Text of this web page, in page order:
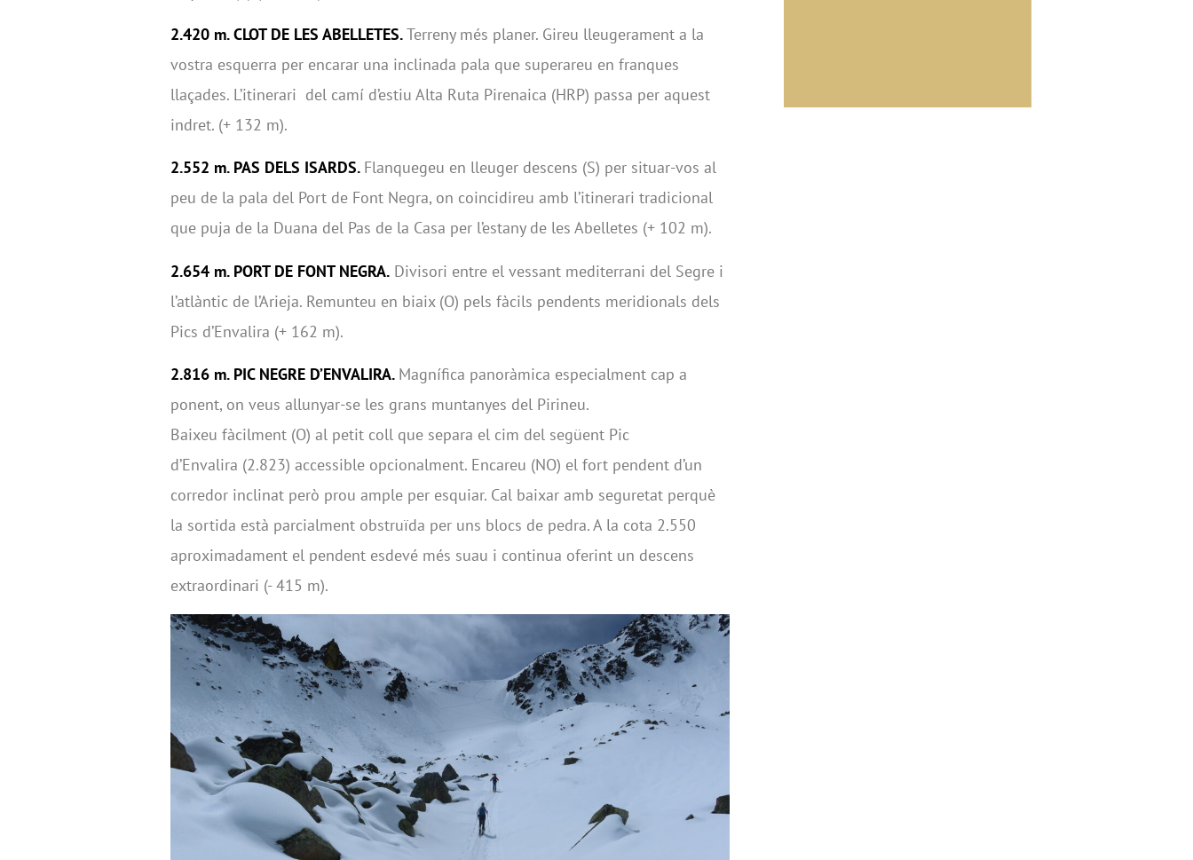
2.420 m. CLOT DE LES ABELLETES.Terreny més planer. Gireu lleugerament a la
vostra esquerra per encarar una inclinada pala que superareu en franques
llaçades. L’itinerari del camí d’estiu Alta Ruta Pirenaica (HRP) passa per aquest
indret. (+ 132 m).
2.552 m. PAS DELS ISARDS. Flanquegeu en lleuger descens (S) per situar-vos al
peu de la pala del Port de Font Negra, on coincidireu amb l’itinerari tradicional
que puja de la Duana del Pas de la Casa per l’estany de les Abelletes (+ 102 m).
2.654 m. PORT DE FONT NEGRA. Divisori entre el vessant mediterrani del Segre i
l’atlàntic de l’Arieja. Remunteu en biaix (O) pels fàcils pendents meridionals dels
Pics d’Envalira (+ 162 m).
2.816 m. PIC NEGRE D’ENVALIRA. Magnífica panoràmica especialment cap a
ponent, on veus allunyar-se les grans muntanyes del Pirineu.
Baixeu fàcilment (O) al petit coll que separa el cim del següent Pic
d’Envalira (2.823) accessible opcionalment. Encareu (NO) el fort pendent d’un
corredor inclinat però prou ample per esquiar. Cal baixar amb seguretat perquè
la sortida està parcialment obstruïda per uns blocs de pedra. A la cota 2.550
aproximadament el pendent esdevé més suau i continua oferint un descens
extraordinari (- 415 m).